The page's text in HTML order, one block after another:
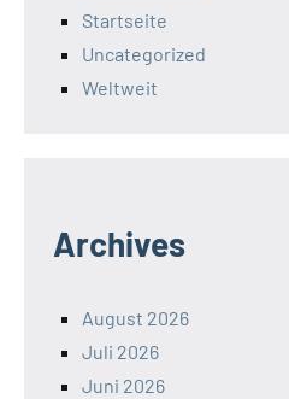
Startseite
Uncategorized
Weltweit
Archives
August 2026
Juli 2026
Juni 2026